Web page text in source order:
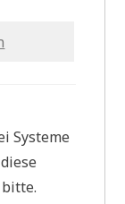
Systeme